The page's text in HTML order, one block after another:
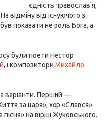
єдність православ'я,
відміну від існуючого з
показати не роль Бога, а
були поети Нестор
, і композитори Михайло
варіанти. Перший —
за царя», хор «Слався».
на вірші Жуковського.